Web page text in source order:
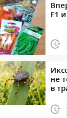
F1
не
в